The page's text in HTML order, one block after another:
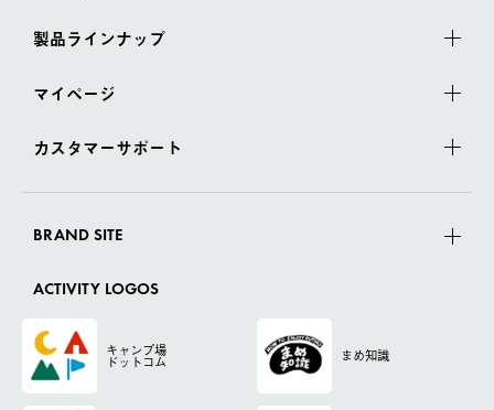
製品ラインナップ
マイページ
カスタマーサポート
BRAND SITE
ACTIVITY LOGOS
キャンプ場
ドットコム まめ知識